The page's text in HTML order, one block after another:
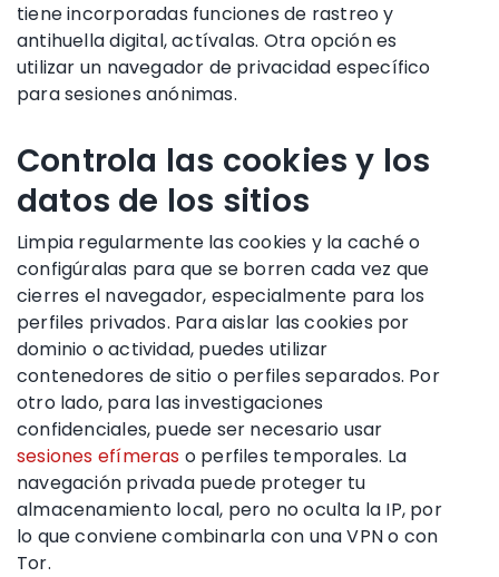
tiene incorporadas funciones de rastreo y
antihuella digital, actívalas. Otra opción es
utilizar un navegador de privacidad específico
para sesiones anónimas.
Controla las cookies y los
datos de los sitios
Limpia regularmente las cookies y la caché o
configúralas para que se borren cada vez que
cierres el navegador, especialmente para los
perfiles privados. Para aislar las cookies por
dominio o actividad, puedes utilizar
contenedores de sitio o perfiles separados. Por
otro lado, para las investigaciones
confidenciales, puede ser necesario usar
sesiones efímeras o perfiles temporales. La
navegación privada puede proteger tu
almacenamiento local, pero no oculta la IP, por
lo que conviene combinarla con una VPN o con
Tor.